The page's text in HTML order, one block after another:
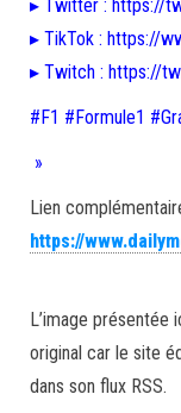
▸ Twitter : https://
▸ TikTok : https://
▸ Twitch : https://
#F1 #Formule1
»
Lien
https://
L’image présentée
original car le site
dans son flux RSS.